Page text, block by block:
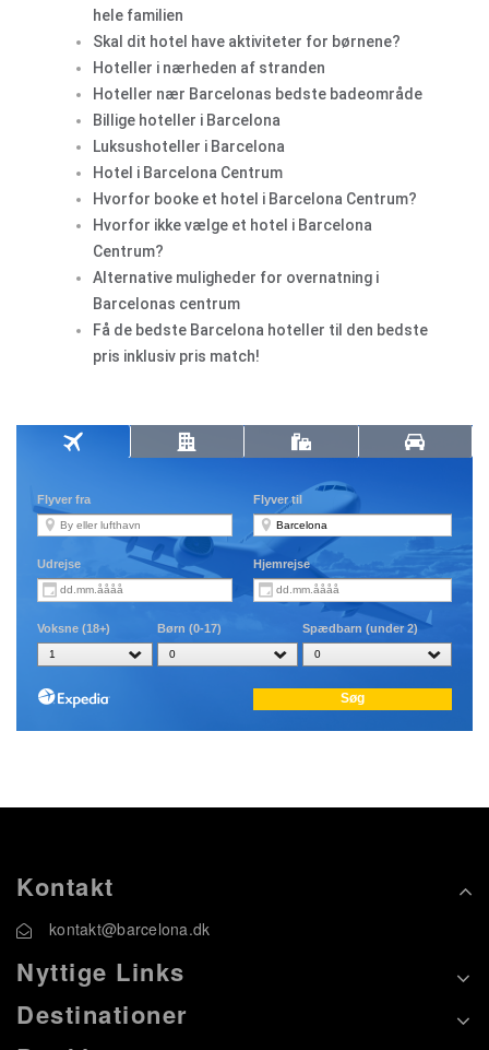
hele familien
Skal dit hotel have aktiviteter for børnene?
Hoteller i nærheden af stranden
Hoteller nær Barcelonas bedste badeområde
Billige hoteller i Barcelona
Luksushoteller i Barcelona
Hotel i Barcelona Centrum
Hvorfor booke et hotel i Barcelona Centrum?
Hvorfor ikke vælge et hotel i Barcelona
Centrum?
Alternative muligheder for overnatning i
Barcelonas centrum
Få de bedste Barcelona hoteller til den bedste
pris inklusiv pris match!
Kontakt
kontakt@barcelona.dk
Nyttige Links
Destinationer